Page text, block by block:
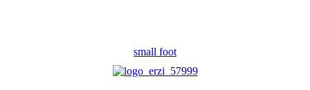
small foot